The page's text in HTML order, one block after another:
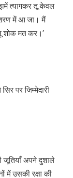
मुझमें त्यागकर तू केवल
शरण में आ जा। मैं
शोक मत कर।’
पर जिम्मेदारी
जूतियाँ अपने दुशाले
में उसकी रक्षा की